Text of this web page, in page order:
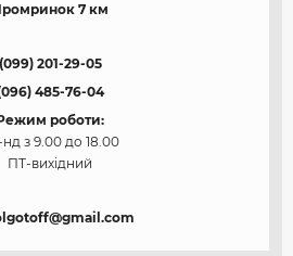
7 км
(099) 201-29-05
485-76-04
роботи:
з 9.00 до 18.00
ПТ-вихідний